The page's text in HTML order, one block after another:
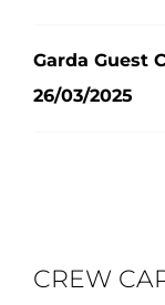
Garda Guest
26/03/2025
CREW